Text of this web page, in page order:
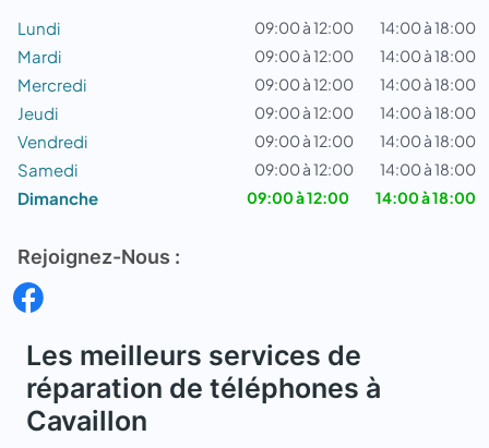
Lundi 09:00 à 12:00 14:00 à 18:00
Mardi 09:00 à 12:00 14:00 à 18:00
Mercredi 09:00 à 12:00 14:00 à 18:00
Jeudi 09:00 à 12:00 14:00 à 18:00
Vendredi 09:00 à 12:00 14:00 à 18:00
Samedi 09:00 à 12:00 14:00 à 18:00
Dimanche 09:00 à 12:00 14:00 à 18:00
Rejoignez-Nous :
Les meilleurs services de
réparation de téléphones à
Cavaillon